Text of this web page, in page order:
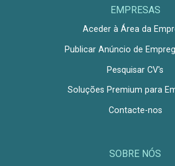
EMPRESAS
Aceder à Área da
Publicar Anúncio de
Pesquisar CV's
Soluções Premium para
Contacte-nos
SOBRE NÓS